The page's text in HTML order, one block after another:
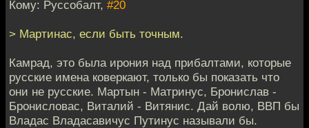
Кому: Руссобалт, #20
> Мартинас, если быть точным.
Камрад, это была ирония над прибалтами, которые
русские имена коверкают, только бы показать что
они не русские. Мартын - Матринус, Бронислав -
Бронисловас, Виталий - Витянис. Дай волю, ВВП бы
Владас Владасавичус Путинус называли бы.